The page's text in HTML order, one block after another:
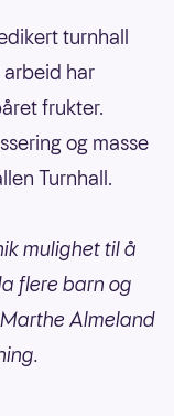
turnhall
har
frukter.
og masse
Turnhall.
mulighet til å
flere barn og
Almeland